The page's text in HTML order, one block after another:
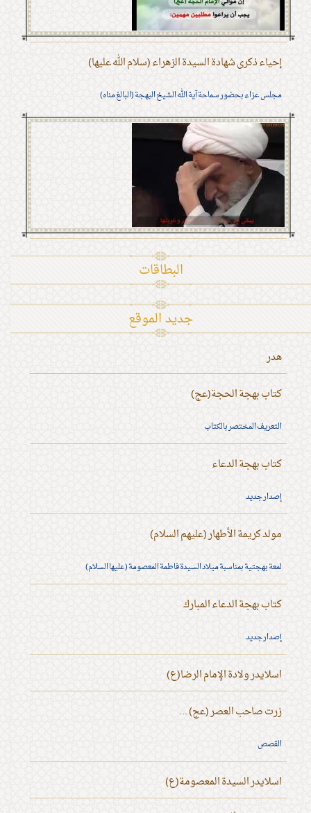
إحياء ذكرى شهادة السيدة الزهراء (سلام الله عليها)
مجلس عزاء بحضور سماحة آية الله الشيخ البهجة (البالغ مناه)
البطاقات
جديد الموقع
هدر
كتاب بهجة الحجة(عج)
التعريف المختصر بالكتاب
كتاب بهجة الدعاء
إصدار جديد
مولد كريمة الأطهار (عليهم السلام)
لمعة بهجتية بمناسبة ميلاد السيدة فاطمة المعصومة (عليها السلام)
كتاب بهجة الدعاء المبارك
إصدار جديد
اسلايدر ولادة الإمام الرضا(ع)
زرت صاحب العصر (عج) ...
القصص
اسلايدر السيدة المعصومة(ع)